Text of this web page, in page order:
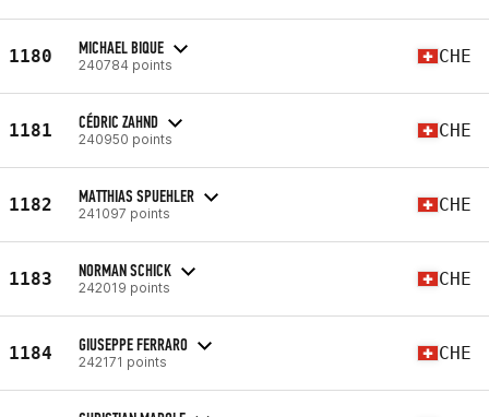
1180 MICHAEL BIQUE
240784 points CHE
1181 CÉDRIC ZAHND
240950 points CHE
1182 MATTHIAS SPUEHLER
241097 points CHE
1183 NORMAN SCHICK
242019 points CHE
1184 GIUSEPPE FERRARO
242171 points CHE